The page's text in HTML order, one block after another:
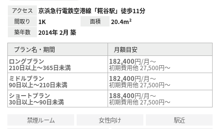
アクセス 京浜急行電鉄空港線「糀谷駅」徒歩11分
間取り 1K 面積 20.4m²
築年数 2014年 2月 築
プラン名・期間
月額目安
ロングプラン
210日以上～365日未満
182,400円/月～
初期費用他 27,500円～
ミドルプラン
90日以上～210日未満
182,400円/月～
初期費用他 27,500円～
ショートプラン
30日以上～90日未満
188,400円/月～
初期費用他 27,500円～
禁煙ルーム 女性向け
駅近